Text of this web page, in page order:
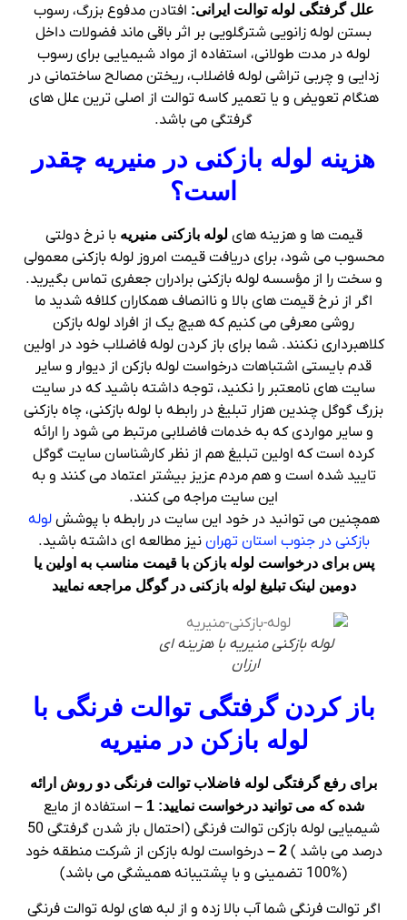
علل گرفتگی لوله توالت ایرانی: افتادن مدفوع بزرگ، رسوب
بستن لوله زانویی شترگلویی بر اثر باقی ماند فضولات داخل
لوله در مدت طولانی، استفاده از مواد شیمیایی برای رسوب
زدایی و چربی تراشی لوله فاضلاب، ریختن مصالح ساختمانی در
هنگام تعویض و یا تعمیر کاسه توالت از اصلی ترین علل های
گرفتگی می باشد.
هزینه لوله بازکنی در منیریه چقدر
است؟
قیمت ها و هزینه های لوله بازکنی منیریه با نرخ دولتی
محسوب می شود، برای دریافت قیمت امروز لوله بازکنی معمولی
و سخت را از مؤسسه لوله بازکنی برادران جعفری تماس بگیرید.
اگر از نرخ قیمت های بالا و ناانصاف همکاران کلافه شدید ما
روشی معرفی می کنیم که هیچ یک از افراد لوله بازکن
کلاهبرداری نکنند. شما برای باز کردن لوله فاضلاب خود در اولین
قدم بایستی اشتباهات درخواست لوله بازکن از دیوار و سایر
سایت های نامعتبر را نکنید، توجه داشته باشید که در سایت
بزرگ گوگل چندین هزار تبلیغ در رابطه با لوله بازکنی، چاه بازکنی
و سایر مواردی که به خدمات فاضلابی مرتبط می شود را ارائه
کرده است که اولین تبلیغ هم از نظر کارشناسان سایت گوگل
تایید شده است و هم مردم عزیز بیشتر اعتماد می کنند و به
این سایت مراجه می کنند.
همچنین می توانید در خود این سایت در رابطه با پوششلوله
بازکنی در جنوب استان تهران نیز مطالعه ای داشته باشید.
پس برای درخواست لوله بازکن با قیمت مناسب به اولین یا
دومین لینک تبلیغ لوله بازکنی در گوگل مراجعه نمایید
لوله بازکنی منیریه با هزینه ای
ارزان
باز کردن گرفتگی توالت فرنگی با
لوله بازکن در منیریه
برای رفع گرفتگی لوله فاضلاب توالت فرنگی دو روش ارائه
شده که می توانید درخواست نمایید: 1 –
استفاده از مایع
شیمیایی لوله بازکن توالت فرنگی (احتمال باز شدن گرفتگی 50
درصد می باشد ) 2 –
درخواست لوله بازکن از شرکت منطقه خود
(%100 تضمینی و با پشتیبانه همیشگی می باشد)
اگر توالت فرنگی شما آب بالا زده و از لبه های لوله توالت فرنگی